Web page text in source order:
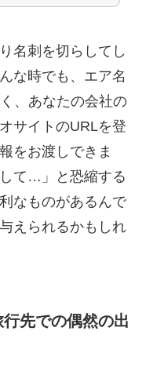
名刺を切らしてし
な時でも、エア名
、あなたの会社の
サイトのURLを登
をお渡しできま
て…」と恐縮する
なものがあるんで
えられるかもしれ
先での偶然の出